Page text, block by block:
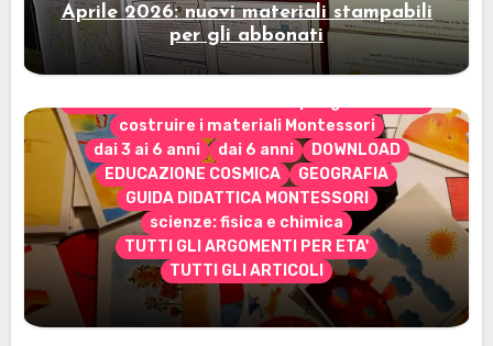
Aprile 2026: nuovi materiali stampabili
per gli abbonati
costruire i materiali Montessori
dai 3 ai 6 anni
dai 6 anni
DOWNLOAD
EDUCAZIONE COSMICA
GEOGRAFIA
GUIDA DIDATTICA MONTESSORI
scienze: fisica e chimica
TUTTI GLI ARGOMENTI PER ETA'
TUTTI GLI ARTICOLI
Marzo 2026: nuovi materiali stampabili
per gli abbonati